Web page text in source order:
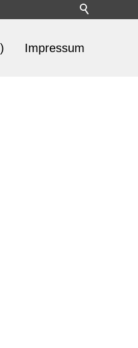
Impressum